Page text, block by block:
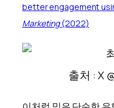
better engagement
Marketing(2022)
출처 : X